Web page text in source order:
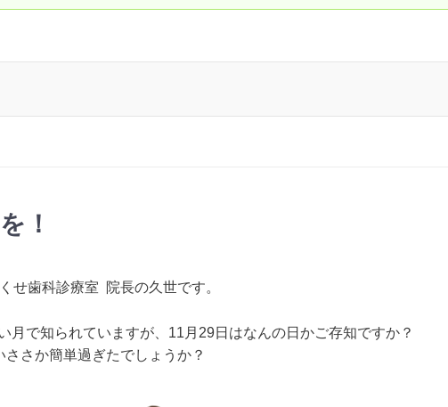
！
せ歯科診療室 院長の久世です。
月で知られていますが、11月29日はなんの日かご存知ですか？
さか簡単過ぎたでしょうか？